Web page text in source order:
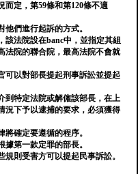
而定，第59條和第120條不適
們進行起訴的方式。
該法院設在banc中，並指定其組
法院的聯合院，最高法院不會就
可以對部長提起刑事訴訟並提起
到特定法院或解僱該部長，在上
況下予以逮捕的要求，必須獲得
將確定要遵循的程序。
第一款定罪的部長。
則受害方可以提起民事訴訟。